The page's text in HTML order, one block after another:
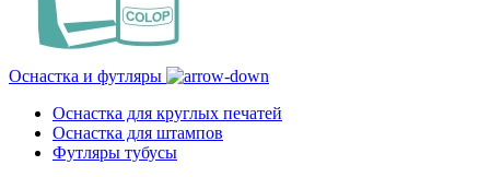
Оснастка и футляры
Оснастка для круглых печатей
Оснастка для штампов
Футляры тубусы